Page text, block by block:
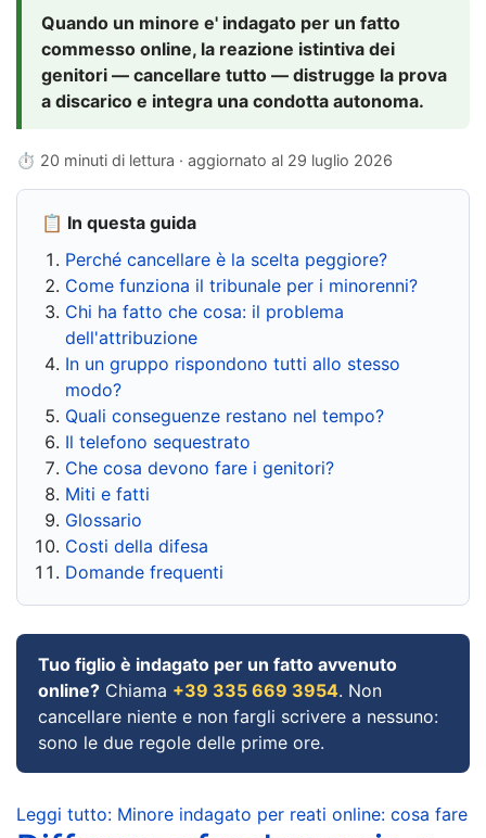
Quando un minore e' indagato per un fatto
commesso online, la reazione istintiva dei
genitori — cancellare tutto — distrugge la prova
a discarico e integra una condotta autonoma.
⏱ 20 minuti di lettura · aggiornato al 29 luglio 2026
📋 In questa guida
Perché cancellare è la scelta peggiore?
Come funziona il tribunale per i minorenni?
Chi ha fatto che cosa: il problema
dell'attribuzione
In un gruppo rispondono tutti allo stesso
modo?
Quali conseguenze restano nel tempo?
Il telefono sequestrato
Che cosa devono fare i genitori?
Miti e fatti
Glossario
Costi della difesa
Domande frequenti
Tuo figlio è indagato per un fatto avvenuto
online? Chiama +39 335 669 3954. Non
cancellare niente e non fargli scrivere a nessuno:
sono le due regole delle prime ore.
Leggi tutto: Minore indagato per reati online: cosa fare